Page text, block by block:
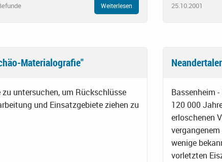
Weiterlesen 25.10.2001
Materialografie"
untersuchen, um Rückschlüsse
und Einsatzgebiete ziehen zu
Bassenheim
120 000
erloschenen
wenige
vorletzten